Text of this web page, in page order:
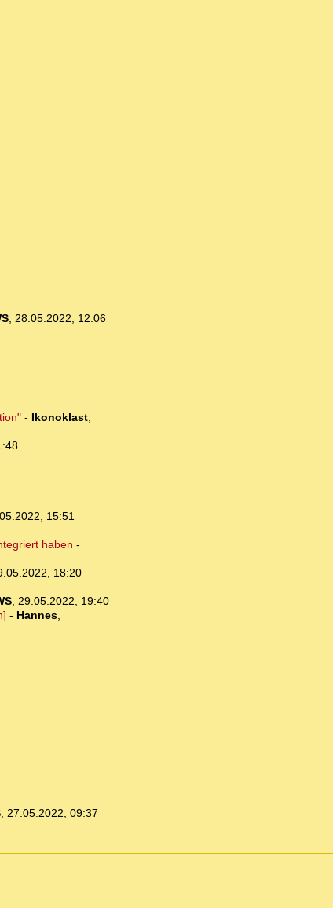
, 28.05.2022, 12:06
- Ikonoklast,
15:51
haben -
18:20
, 29.05.2022, 19:40
- Hannes,
, 27.05.2022, 09:37